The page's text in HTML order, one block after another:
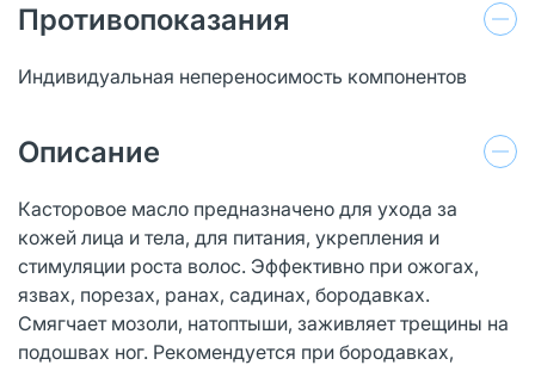
Противопоказания
Индивидуальная непереносимость компонентов
Описание
Касторовое масло предназначено для ухода за
кожей лица и тела, для питания, укрепления и
стимуляции роста волос. Эффективно при ожогах,
язвах, порезах, ранах, садинах, бородавках.
Смягчает мозоли, натоптыши, заживляет трещины на
подошвах ног. Рекомендуется при бородавках,